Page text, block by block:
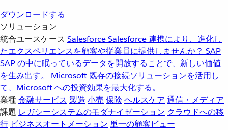
ダウンロードする
ソリューション
統合ユースケース SalesforceSalesforce 連携により、進化し
たエクスペリエンスを顧客や従業員に提供しませんか？ SAP
SAP の中に眠っているデータを開放することで、新しい価値
を生み出す。
Microsoft 既存の接続ソリューションを活用し
て、Microsoft への投資効果を最大化する。
業種金融サービス 製造 小売 保険 ヘルスケア 通信・メディア
課題 レガシーシステムのモダナイゼーション クラウドへの移
行 ビジネスオートメーション 単一の顧客ビュー